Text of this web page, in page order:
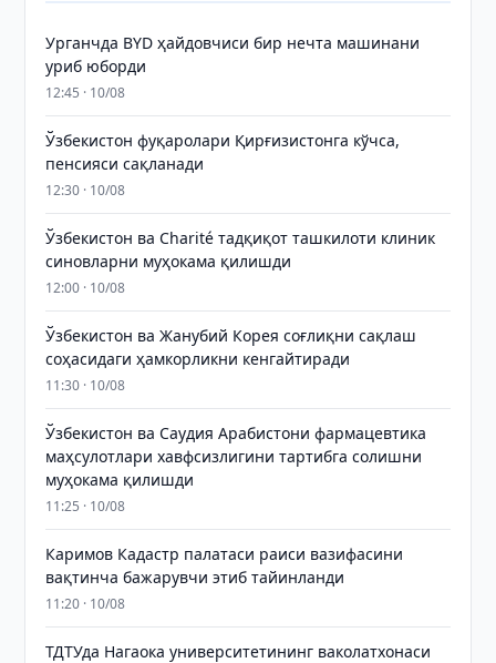
Урганчда BYD ҳайдовчиси бир нечта машинани
уриб юборди
12:45 · 10/08
Ўзбекистон фуқаролари Қирғизистонга кўчса,
пенсияси сақланади
12:30 · 10/08
Ўзбекистон ва Charité тадқиқот ташкилоти клиник
синовларни муҳокама қилишди
12:00 · 10/08
Ўзбекистон ва Жанубий Корея соғлиқни сақлаш
соҳасидаги ҳамкорликни кенгайтиради
11:30 · 10/08
Ўзбекистон ва Саудия Арабистони фармацевтика
маҳсулотлари хавфсизлигини тартибга солишни
муҳокама қилишди
11:25 · 10/08
Каримов Кадастр палатаси раиси вазифасини
вақтинча бажарувчи этиб тайинланди
11:20 · 10/08
ТДТУда Нагаока университетининг ваколатхонаси